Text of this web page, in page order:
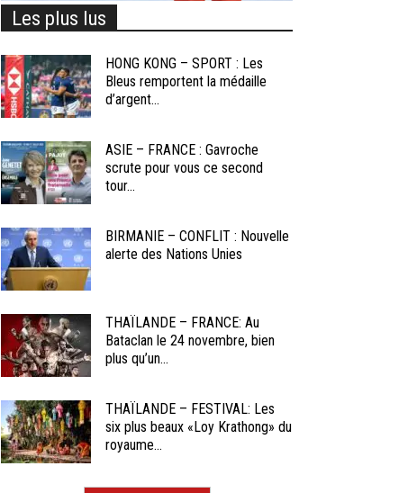
Les plus lus
HONG KONG – SPORT : Les
Bleus remportent la médaille
d’argent...
ASIE – FRANCE : Gavroche
scrute pour vous ce second
tour...
BIRMANIE – CONFLIT : Nouvelle
alerte des Nations Unies
THAÏLANDE – FRANCE: Au
Bataclan le 24 novembre, bien
plus qu’un...
THAÏLANDE – FESTIVAL: Les
six plus beaux «Loy Krathong» du
royaume...